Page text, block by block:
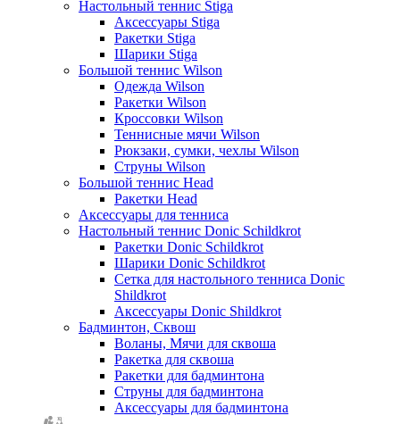
Настольный теннис Stiga
Аксессуары Stiga
Ракетки Stiga
Шарики Stiga
Большой теннис Wilson
Одежда Wilson
Ракетки Wilson
Кроссовки Wilson
Теннисные мячи Wilson
Рюкзаки, сумки, чехлы Wilson
Струны Wilson
Большой теннис Head
Ракетки Head
Аксессуары для тенниса
Настольный теннис Donic Schildkrot
Ракетки Donic Schildkrot
Шарики Donic Schildkrot
Сетка для настольного тенниса Donic
Shildkrot
Аксессуары Donic Shildkrot
Бадминтон, Сквош
Воланы, Мячи для сквоша
Ракетка для сквоша
Ракетки для бадминтона
Струны для бадминтона
Аксессуары для бадминтона